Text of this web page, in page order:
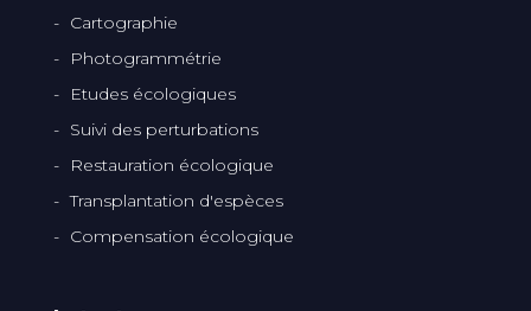
Cartographie
Photogrammétrie
Etudes écologiques
Suivi des perturbations
Restauration écologique
Transplantation d'espèces
Compensation écologique